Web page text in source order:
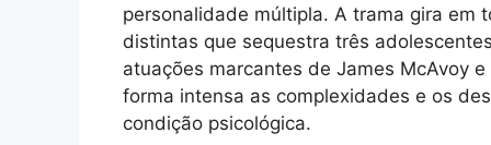
personalidade múltipla. A trama gira em
distintas que sequestra três
atuações marcantes de James McAvoy
forma intensa as complexidades e os
condição psicológica.